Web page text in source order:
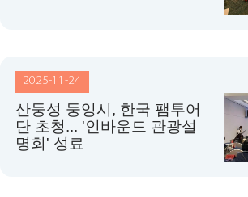
2025-11-24
산둥성 둥잉시, 한국 팸투어
단 초청... '인바운드 관광설
명회' 성료